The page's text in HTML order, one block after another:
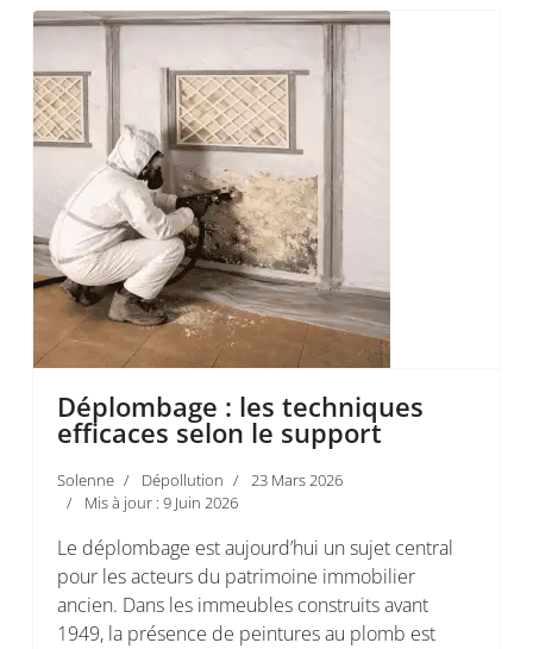
Déplombage : les techniques
efficaces selon le support
Solenne Dépollution
23 Mars 2026
Mis à jour : 9 Juin 2026
Le déplombage est aujourd’hui un sujet central
pour les acteurs du patrimoine immobilier
ancien. Dans les immeubles construits avant
1949, la présence de peintures au plomb est